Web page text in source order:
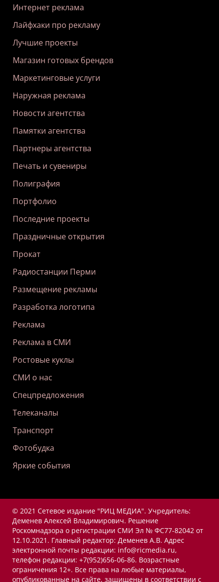
Интернет реклама
Лайфхаки про рекламу
Лучшие проекты
Магазин готовых брендов
Маркетинговые услуги
Наружная реклама
Новости агентства
Памятки агентства
Партнеры агентства
Печать и сувениры
Полиграфия
Портфолио
Последние проекты
Праздничные открытия
Прокат
Радиостанции Перми
Размещение рекламы
Разработка логотипа
Реклама
Реклама в СМИ
Ростовые куклы
СМИ о нас
Спецпредложения
Телеканалы
Транспорт
Фотобудка
Яркие события
© 2021 Сетевое издание "РИЦ МЕДИА". Учредитель:
Деменев Алексей Владимирович. Решение
Роскомнадзора о регистрации СМИ Эл № ФС77-82042 от
12.10.2021. Главный редактор: Деменев А.В. Адрес
электронной почты редакции: info@ricmedia.ru,
телефон редакции: +7(952)656-06-86. Возрастные
ограничения 12+. Все права на любые материалы,
опубликованные на сайте, защищены в соответствии с